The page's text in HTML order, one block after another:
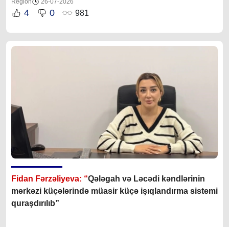
Region 26-07-2026
4 0 981
Fidan Fərzəliyeva: “Qələgah və Ləcədi kəndlərinin
mərkəzi küçələrində müasir küçə işıqlandırma sistemi
quraşdırılıb”